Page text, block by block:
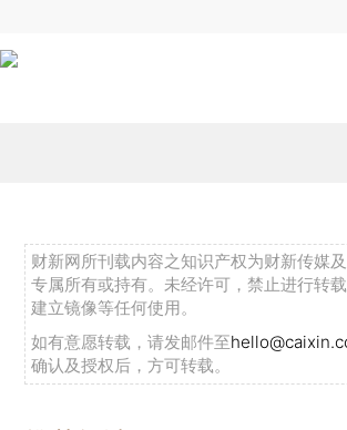
财新网所刊载内容之知识产权为财新传媒
专属所有或持有。未经许可，禁止进行转
建立镜像等任何使用。
如有意愿转载，请发邮件至
确认及授权后，方可转载。